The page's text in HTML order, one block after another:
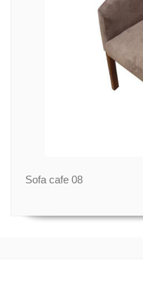
Sofa cafe 08